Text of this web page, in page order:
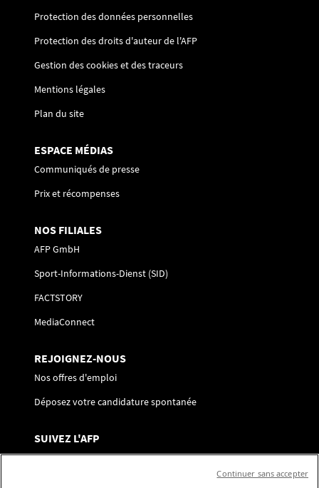
Protection des données personnelles
Protection des droits d'auteur de l'AFP
Gestion des cookies et des traceurs
Mentions légales
Plan du site
ESPACE MÉDIAS
Communiqués de presse
Prix et récompenses
NOS FILIALES
AFP GmbH
Sport-Informations-Dienst (SID)
FACTSTORY
MediaConnect
REJOIGNEZ-NOUS
Nos offres d'emploi
Déposez votre candidature spontanée
SUIVEZ L'AFP
Nous contacter
Continuer sans accepter